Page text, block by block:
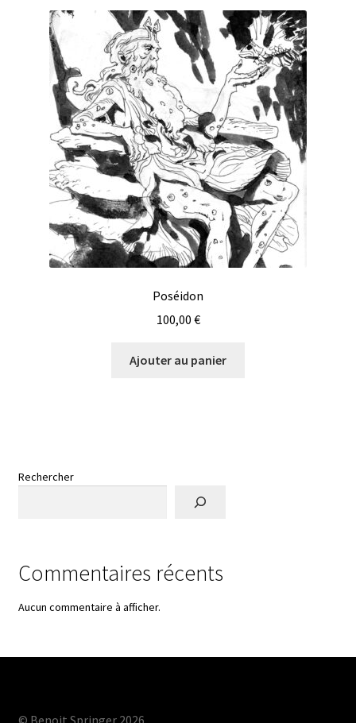
Poséidon
100,00 €
Ajouter au panier
Rechercher
Commentaires récents
Aucun commentaire à afficher.